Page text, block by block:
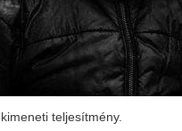
teljesítmény.